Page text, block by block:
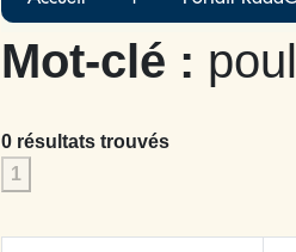
Mot-clé :
0 résultats trouvés
1